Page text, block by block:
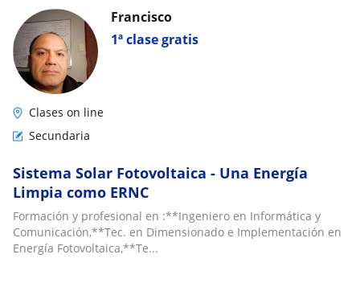
1ª clase gratis
Francisco
Clases on line
Secundaria
Sistema Solar Fotovoltaica - Una Energía
Limpia como ERNC
Formación y profesional en :**Ingeniero en Informática y
Comunicación,**Tec. en Dimensionado e Implementación en
Energía Fotovoltaica,**Te...